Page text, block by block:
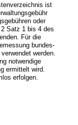
ist
oder
Satz 1 bis 4 des
Für die
bundes-
werden.
notwendige
ermittelt wird.
erfolgen.